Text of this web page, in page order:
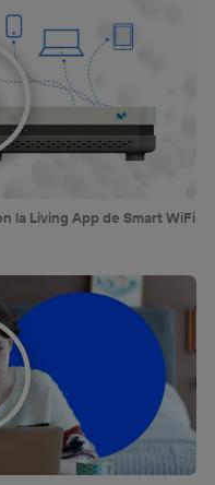
la Living App de Smart WiFi